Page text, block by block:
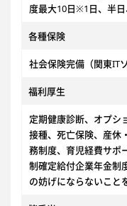
度最大10日※1日、半
各種保険
社会保険完備（関東IT
福利厚生
定期健康診断、オプシ
接種、死亡保険、産休
務制度、育児経費サポ
制確定給付企業年金制
の妨げにならないこと